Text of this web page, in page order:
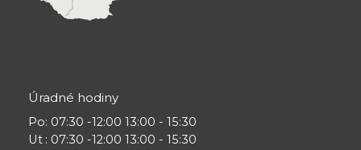
Úradné hodiny
Po
Ut
: 07:30 -12:00 13:00 - 15:30
: 07:30 -12:00 13:00 - 15:30